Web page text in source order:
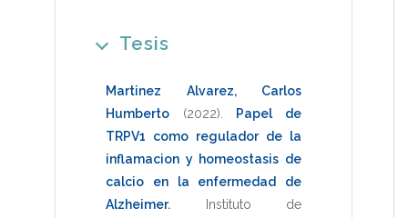
Tesis
Martinez Alvarez, Carlos
Humberto
(2022)
Papel de
TRPV1 como regulador de la
inflamacion y homeostasis de
calcio en la enfermedad de
Alzheimer.
Instituto de